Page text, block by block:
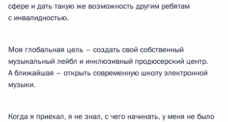
сфере и дать такую же возможность другим ребятам
с инвалидностью.
Моя глобальная цель – создать свой собственный
музыкальный лейбл и инклюзивный продюсерский центр.
А ближайшая – открыть современную школу электронной
музыки.
Когда я приехал, я не знал, с чего начинать, у меня не было